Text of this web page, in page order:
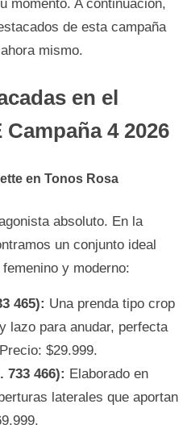
momento. A continuación,
de esta campaña
mismo.
en el
4 2026
en Tonos Rosa
absoluto. En la
un conjunto ideal
y moderno:
465): Una prenda tipo crop
lazo para anudar, perfecta
$29.999.
733 466): Elaborado en
laterales que aportan